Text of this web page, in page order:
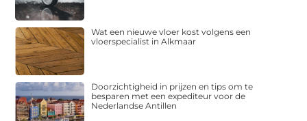
Wat een nieuwe vloer kost volgens een
vloerspecialist in Alkmaar
Doorzichtigheid in prijzen en tips om te
besparen met een expediteur voor de
Nederlandse Antillen